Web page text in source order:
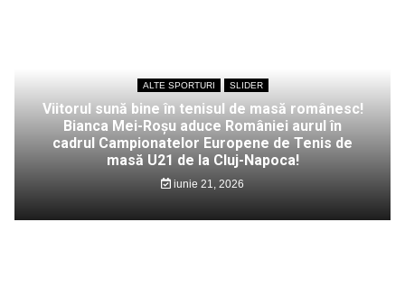
ALTE SPORTURI SLIDER
Viitorul sună bine în tenisul de masă românesc!
Bianca Mei-Roșu aduce României aurul în
cadrul Campionatelor Europene de Tenis de
masă U21 de la Cluj-Napoca!
iunie 21, 2026